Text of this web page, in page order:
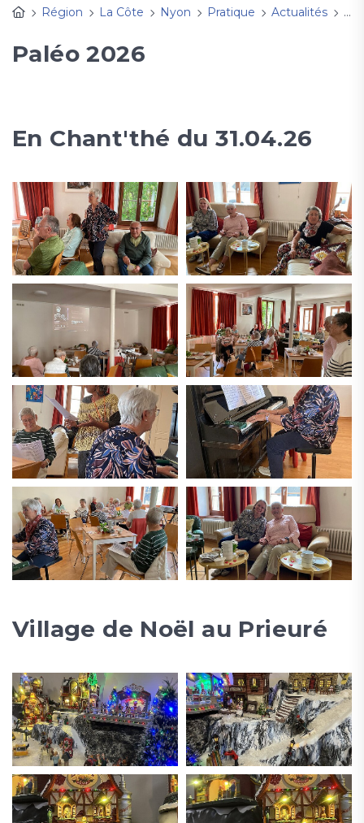
Région
La Côte Nyon Pratique Actualités
Paléo 2026
En Chant'thé du 31.04.26
Village de Noël au Prieuré